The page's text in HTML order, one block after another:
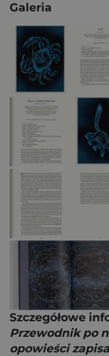
Galeria
Szczegółowe
Przewodnik po
opowieści